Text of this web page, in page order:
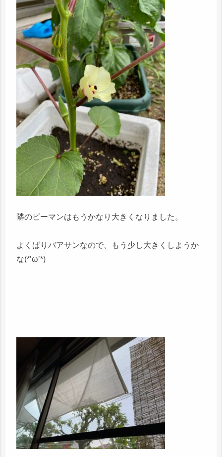
隣のピーマンはもうかなり大きくなりました。
よくばりバアサンなので、もう少し大きくしようか
な(*’ω’*)